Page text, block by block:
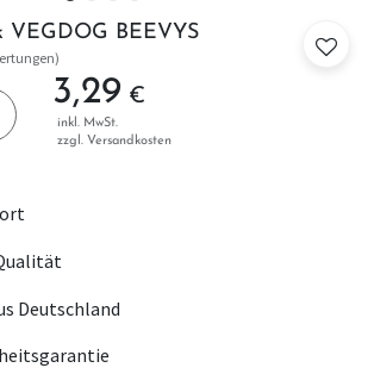
VEGDOG BEEVYS
3,29 €
inkl. MwSt.
zzgl. Versandkosten
Deutschland